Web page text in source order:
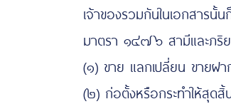
เจ้าของรวมกันในเอกสารนั้น
มาตรา ๑๔๗๖ สามีและภริ
(๑) ขาย แลกเปลี่ยน ขายฝ
(๒) ก่อตั้งหรือกระทำให้สุด